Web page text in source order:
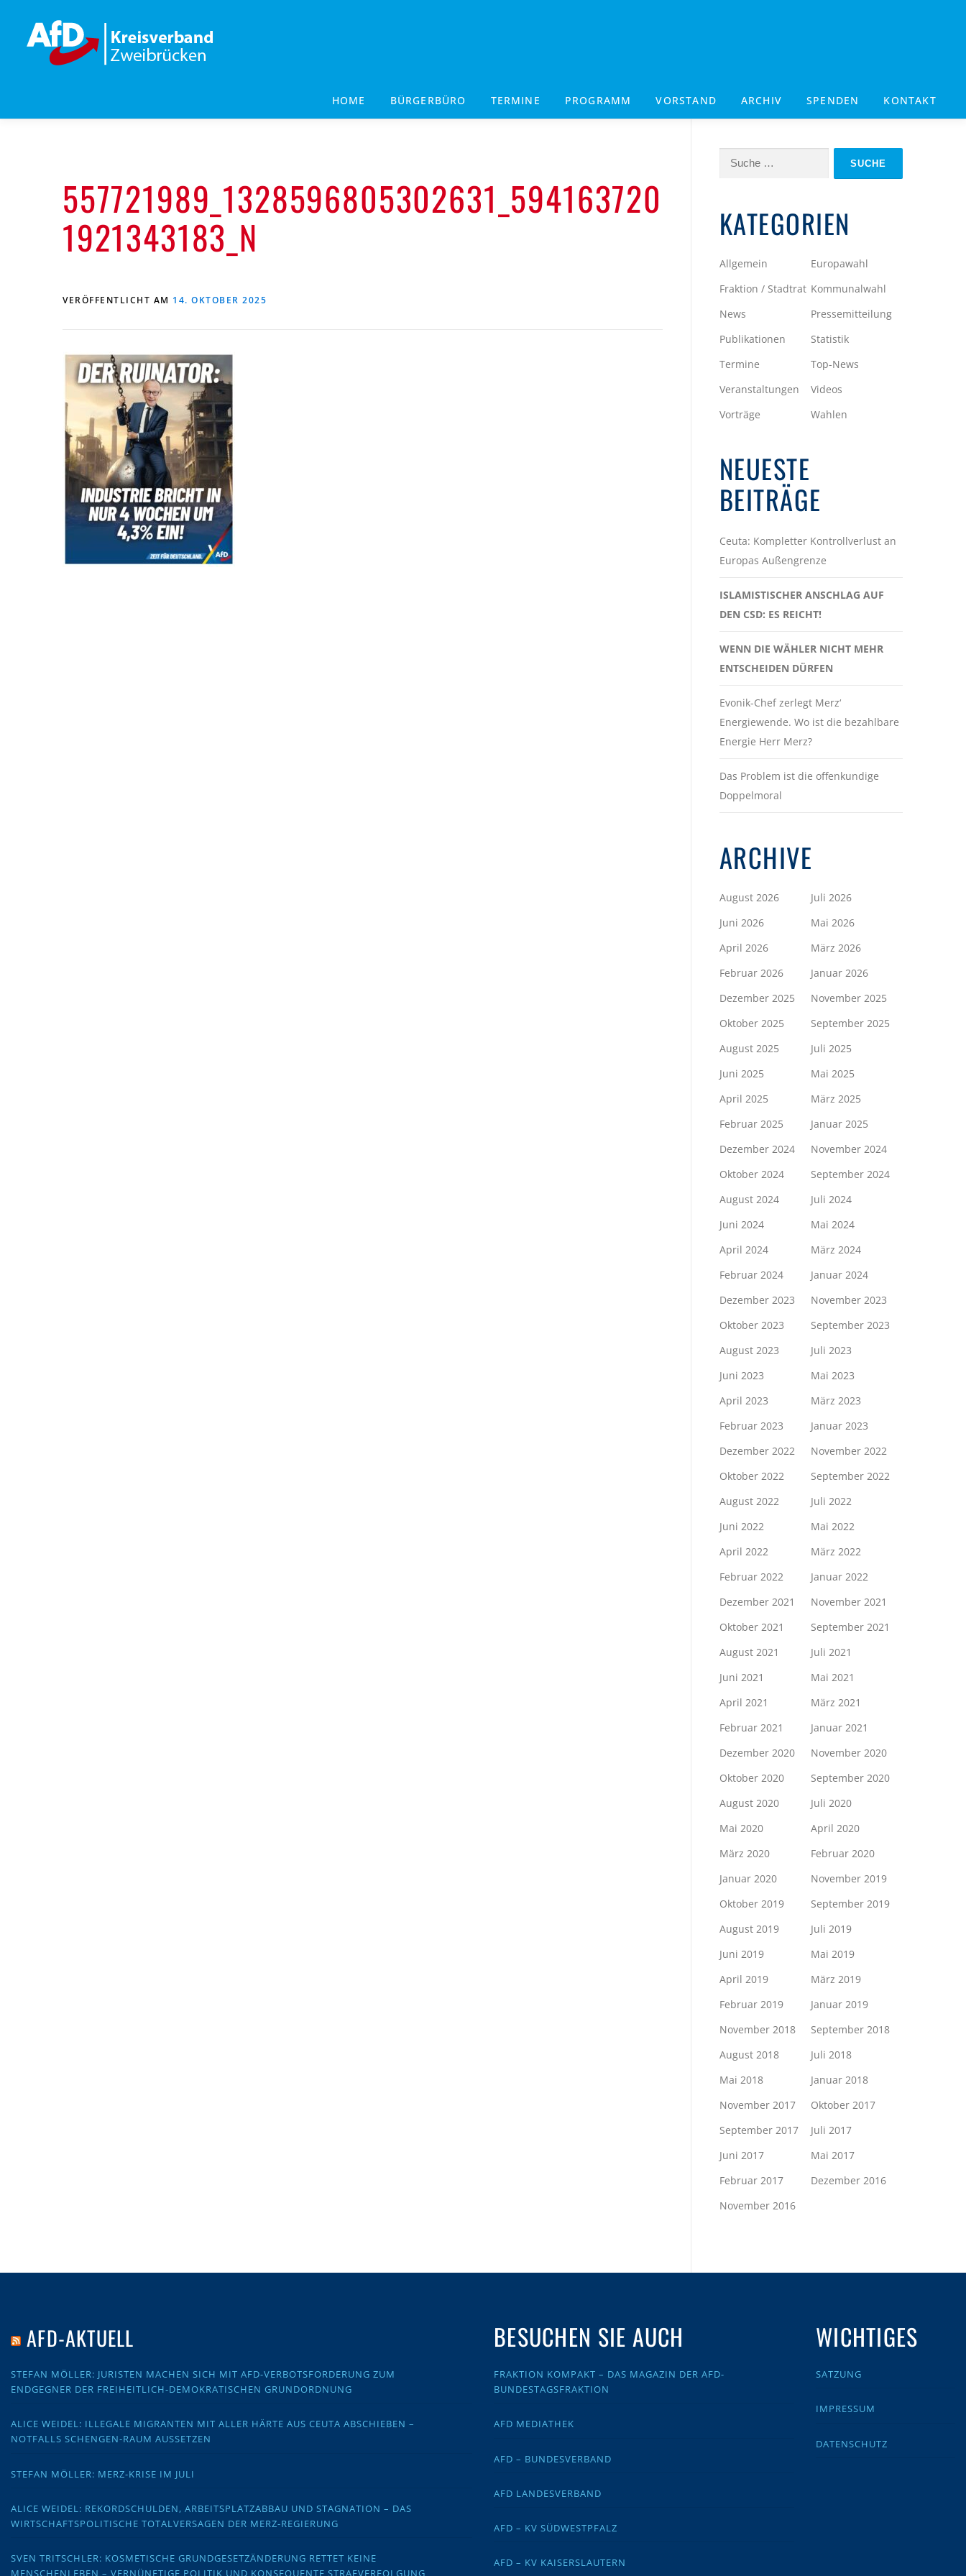
springen
HOME BÜRGERBÜRO TERMINE PROGRAMM VORSTAND ARCHIV SPENDEN KONTAKT
557721989_1328596805302631_594163720
1921343183_N
VERÖFFENTLICHT AM 14. OKTOBER 2025
Suche
KATEGORIEN
Allgemein
Europawahl
Fraktion / Stadtrat Kommunalwahl
News
Pressemitteilung
Publikationen
Statistik
Termine
Top-News
Veranstaltungen
Videos
Vorträge
Wahlen
NEUESTE
BEITRÄGE
Ceuta: Kompletter Kontrollverlust an
Europas Außengrenze
ISLAMISTISCHER ANSCHLAG AUF
DEN CSD: ES REICHT!
WENN DIE WÄHLER NICHT MEHR
ENTSCHEIDEN DÜRFEN
Evonik-Chef zerlegt Merz‘
Energiewende. Wo ist die bezahlbare
Energie Herr Merz?
Das Problem ist die offenkundige
Doppelmoral
ARCHIVE
August 2026
Juli 2026
Juni 2026
Mai 2026
April 2026
März 2026
Februar 2026
Januar 2026
Dezember 2025
November 2025
Oktober 2025
September 2025
August 2025
Juli 2025
Juni 2025
Mai 2025
April 2025
März 2025
Februar 2025
Januar 2025
Dezember 2024
November 2024
Oktober 2024
September 2024
August 2024
Juli 2024
Juni 2024
Mai 2024
April 2024
März 2024
Februar 2024
Januar 2024
Dezember 2023
November 2023
Oktober 2023
September 2023
August 2023
Juli 2023
Juni 2023
Mai 2023
April 2023
März 2023
Februar 2023
Januar 2023
Dezember 2022
November 2022
Oktober 2022
September 2022
August 2022
Juli 2022
Juni 2022
Mai 2022
April 2022
März 2022
Februar 2022
Januar 2022
Dezember 2021
November 2021
Oktober 2021
September 2021
August 2021
Juli 2021
Juni 2021
Mai 2021
April 2021
März 2021
Februar 2021
Januar 2021
Dezember 2020
November 2020
Oktober 2020
September 2020
August 2020
Juli 2020
Mai 2020
April 2020
März 2020
Februar 2020
Januar 2020
November 2019
Oktober 2019
September 2019
August 2019
Juli 2019
Juni 2019
Mai 2019
April 2019
März 2019
Februar 2019
Januar 2019
November 2018
September 2018
August 2018
Juli 2018
Mai 2018
Januar 2018
November 2017
Oktober 2017
September 2017
Juli 2017
Juni 2017
Mai 2017
Februar 2017
Dezember 2016
November 2016
AFD-AKTUELL
STEFAN MÖLLER: JURISTEN MACHEN SICH MIT AFD-VERBOTSFORDERUNG ZUM
ENDGEGNER DER FREIHEITLICH-DEMOKRATISCHEN GRUNDORDNUNG
ALICE WEIDEL: ILLEGALE MIGRANTEN MIT ALLER HÄRTE AUS CEUTA ABSCHIEBEN –
NOTFALLS SCHENGEN-RAUM AUSSETZEN
STEFAN MÖLLER: MERZ-KRISE IM JULI
ALICE WEIDEL: REKORDSCHULDEN, ARBEITSPLATZABBAU UND STAGNATION – DAS
WIRTSCHAFTSPOLITISCHE TOTALVERSAGEN DER MERZ-REGIERUNG
SVEN TRITSCHLER: KOSMETISCHE GRUNDGESETZÄNDERUNG RETTET KEINE
MENSCHENLEBEN – VERNÜNFTIGE POLITIK UND KONSEQUENTE STRAFVERFOLGUNG
BESUCHEN SIE AUCH
FRAKTION KOMPAKT – DAS MAGAZIN DER AFD-
BUNDESTAGSFRAKTION
AFD MEDIATHEK
AFD – BUNDESVERBAND
AFD LANDESVERBAND
AFD – KV SÜDWESTPFALZ
AFD – KV KAISERSLAUTERN
WICHTIGES
SATZUNG
IMPRESSUM
DATENSCHUTZ